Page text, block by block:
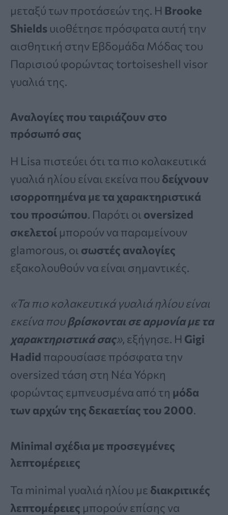
μεταξύ των προτάσεών της. Η Brooke
Shields υιοθέτησε πρόσφατα αυτή την
αισθητική στην Εβδομάδα Μόδας του
Παρισιού φορώντας tortoiseshell visor
γυαλιά της.
Αναλογίες που ταιριάζουν στο
πρόσωπό σας
Η Lisa πιστεύει ότι τα πιο κολακευτικά
γυαλιά ηλίου είναι εκείνα που δείχνουν
ισορροπημένα με τα χαρακτηριστικά
του προσώπου. Παρότι οι oversized
σκελετοί μπορούν να παραμείνουν
glamorous, οι σωστές αναλογίες
εξακολουθούν να είναι σημαντικές.
«Τα πιο κολακευτικά γυαλιά ηλίου είναι
εκείνα πουβρίσκονται σε αρμονία με τα
χαρακτηριστικά σας», εξήγησε. Η Gigi
Hadid παρουσίασε πρόσφατα την
oversized τάση στη Νέα Υόρκη
φορώντας εμπνευσμένα από τη μόδα
των αρχών της δεκαετίας του 2000.
Minimal σχέδια με προσεγμένες
λεπτομέρειες
Τα minimal γυαλιά ηλίου με διακριτικές
λεπτομέρειες μπορούν επίσης να